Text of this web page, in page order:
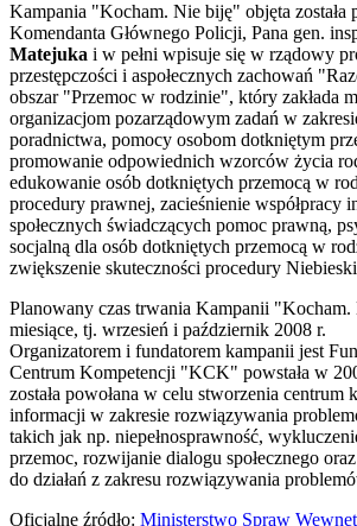
Kampania "Kocham. Nie biję" objęta została
Komendanta Głównego Policji, Pana gen.
Matejuka i w pełni wpisuje się w rządowy
przestępczości i aspołecznych zachowań
obszar "Przemoc w rodzinie", który zakłada
organizacjom pozarządowym zadań w
poradnictwa, pomocy osobom dotkniętym
promowanie odpowiednich wzorców życia
edukowanie osób dotkniętych przemocą w
procedury prawnej, zacieśnienie współpracy
społecznych świadczących pomoc prawną,
socjalną dla osób dotkniętych przemocą w
zwiększenie skuteczności procedury
Planowany czas trwania Kampanii
miesiące, tj. wrzesień i październik 2008 r.
Organizatorem i fundatorem kampanii jest
Centrum Kompetencji "KCK" powstała w
została powołana w celu stworzenia centrum
informacji w zakresie rozwiązywania
takich jak np. niepełnosprawność,
przemoc, rozwijanie dialogu społecznego
do działań z zakresu rozwiązywania
Oficjalne źródło: Ministerstwo Spraw